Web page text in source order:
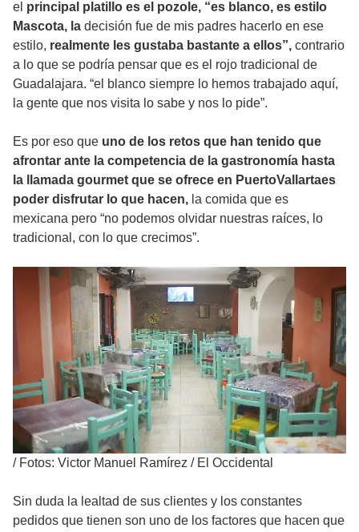
el principal platillo es el pozole, “es blanco, es estilo
Mascota, la decisión fue de mis padres hacerlo en ese
estilo, realmente les gustaba bastante a ellos”, contrario
a lo que se podría pensar que es el rojo tradicional de
Guadalajara. “el blanco siempre lo hemos trabajado aquí,
la gente que nos visita lo sabe y nos lo pide”.
Es por eso que uno de los retos que han tenido que
afrontar ante la competencia de la gastronomía hasta
la llamada gourmet que se ofrece en PuertoVallartaes
poder disfrutar lo que hacen, la comida que es
mexicana pero “no podemos olvidar nuestras raíces, lo
tradicional, con lo que crecimos”.
/ Fotos: Victor Manuel Ramírez / El Occidental
Sin duda la lealtad de sus clientes y los constantes
pedidos que tienen son uno de los factores que hacen que